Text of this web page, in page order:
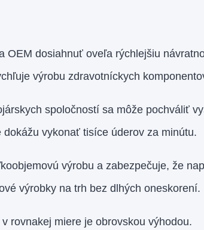
OEM dosiahnuť oveľa rýchlejšiu
výrobu zdravotníckych
spoločností sa môže pochváliť
dokážu vykonať tisíce úderov za minútu.
výrobu a zabezpečuje, že
výrobky na trh bez dlhých oneskorení.
rovnakej miere je obrovskou výhodou.